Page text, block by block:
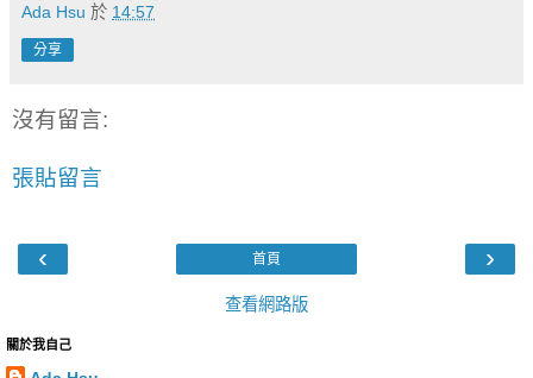
Ada Hsu 於 14:57
分享
沒有留言:
張貼留言
‹ ›
首頁
查看網路版
關於我自己